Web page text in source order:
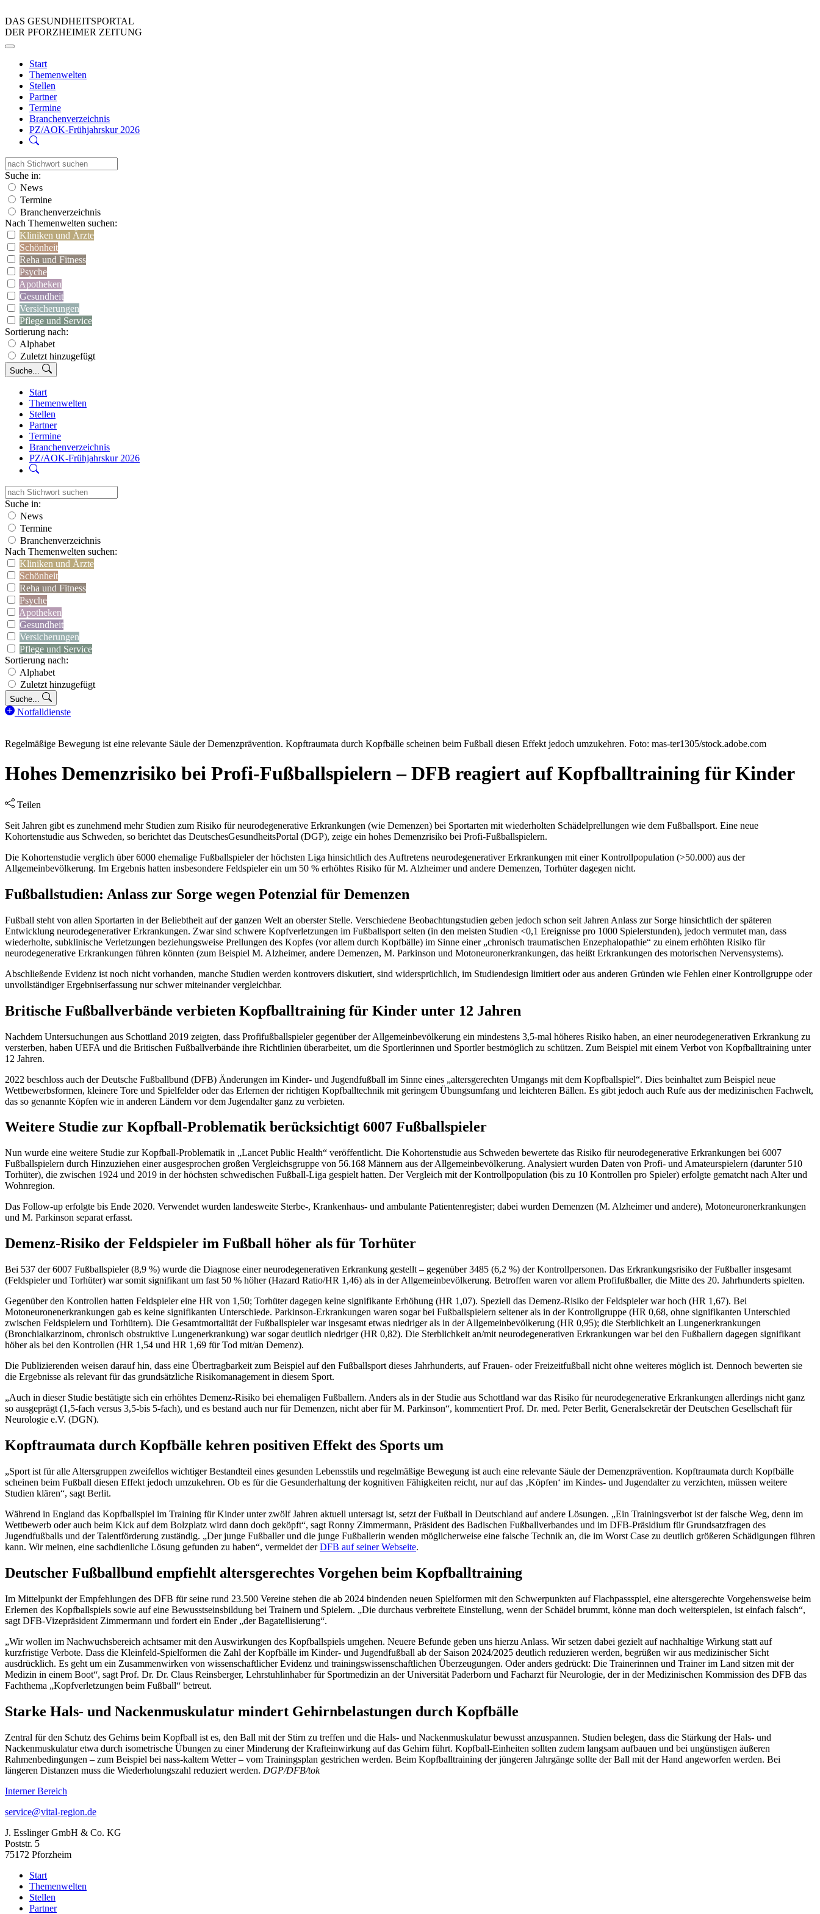
DAS GESUNDHEITSPORTAL
DER PFORZHEIMER ZEITUNG
Start
Themenwelten
Stellen
Partner
Termine
Branchenverzeichnis
PZ/AOK-Frühjahrskur 2026
Suche in:
News
Termine
Branchenverzeichnis
Nach Themenwelten suchen:
Kliniken und Ärzte
Schönheit
Reha und Fitness
Psyche
Apotheken
Gesundheit
Versicherungen
Pflege und Service
Sortierung nach:
Alphabet
Zuletzt hinzugefügt
Suche...
Start
Themenwelten
Stellen
Partner
Termine
Branchenverzeichnis
PZ/AOK-Frühjahrskur 2026
Suche in:
News
Termine
Branchenverzeichnis
Nach Themenwelten suchen:
Kliniken und Ärzte
Schönheit
Reha und Fitness
Psyche
Apotheken
Gesundheit
Versicherungen
Pflege und Service
Sortierung nach:
Alphabet
Zuletzt hinzugefügt
Suche...
Notfalldienste
Regelmäßige Bewegung ist eine relevante Säule der Demenzprävention. Kopftraumata durch Kopfbälle scheinen beim Fußball diesen Effekt jedoch umzukehren. Foto: mas-ter1305/stock.adobe.com
Hohes Demenzrisiko bei Profi-Fußballspielern – DFB reagiert auf Kopfballtraining für Kinder
Teilen
Seit Jahren gibt es zunehmend mehr Studien zum Risiko für neurodegenerative Erkrankungen (wie Demenzen) bei Sportarten mit wiederholten Schädelprellungen wie dem Fußballsport. Eine neue
Kohortenstudie aus Schweden, so berichtet das DeutschesGesundheitsPortal (DGP), zeige ein hohes Demenzrisiko bei Profi-Fußballspielern.
Die Kohortenstudie verglich über 6000 ehemalige Fußballspieler der höchsten Liga hinsichtlich des Auftretens neurodegenerativer Erkrankungen mit einer Kontrollpopulation (>50.000) aus der
Allgemeinbevölkerung. Im Ergebnis hatten insbesondere Feldspieler ein um 50 % erhöhtes Risiko für M. Alzheimer und andere Demenzen, Torhüter dagegen nicht.
Fußballstudien: Anlass zur Sorge wegen Potenzial für Demenzen
Fußball steht von allen Sportarten in der Beliebtheit auf der ganzen Welt an oberster Stelle. Verschiedene Beobachtungstudien geben jedoch schon seit Jahren Anlass zur Sorge hinsichtlich der späteren
Entwicklung neurodegenerativer Erkrankungen. Zwar sind schwere Kopfverletzungen im Fußballsport selten (in den meisten Studien <0,1 Ereignisse pro 1000 Spielerstunden), jedoch vermutet man, dass
wiederholte, subklinische Verletzungen beziehungsweise Prellungen des Kopfes (vor allem durch Kopfbälle) im Sinne einer „chronisch traumatischen Enzephalopathie“ zu einem erhöhten Risiko für
neurodegenerative Erkrankungen führen könnten (zum Beispiel M. Alzheimer, andere Demenzen, M. Parkinson und Motoneuronerkrankungen, das heißt Erkrankungen des motorischen Nervensystems).
Abschließende Evidenz ist noch nicht vorhanden, manche Studien werden kontrovers diskutiert, sind widersprüchlich, im Studiendesign limitiert oder aus anderen Gründen wie Fehlen einer Kontrollgruppe oder
unvollständiger Ergebniserfassung nur schwer miteinander vergleichbar.
Britische Fußballverbände verbieten Kopfballtraining für Kinder unter 12 Jahren
Nachdem Untersuchungen aus Schottland 2019 zeigten, dass Profifußballspieler gegenüber der Allgemeinbevölkerung ein mindestens 3,5-mal höheres Risiko haben, an einer neurodegenerativen Erkrankung zu
versterben, haben UEFA und die Britischen Fußballverbände ihre Richtlinien überarbeitet, um die Sportlerinnen und Sportler bestmöglich zu schützen. Zum Beispiel mit einem Verbot von Kopfballtraining unter
12 Jahren.
2022 beschloss auch der Deutsche Fußballbund (DFB) Änderungen im Kinder- und Jugendfußball im Sinne eines „altersgerechten Umgangs mit dem Kopfballspiel“. Dies beinhaltet zum Beispiel neue
Wettbewerbsformen, kleinere Tore und Spielfelder oder das Erlernen der richtigen Kopfballtechnik mit geringem Übungsumfang und leichteren Bällen. Es gibt jedoch auch Rufe aus der medizinischen Fachwelt,
das so genannte Köpfen wie in anderen Ländern vor dem Jugendalter ganz zu verbieten.
Weitere Studie zur Kopfball-Problematik berücksichtigt 6007 Fußballspieler
Nun wurde eine weitere Studie zur Kopfball-Problematik in „Lancet Public Health“ veröffentlicht. Die Kohortenstudie aus Schweden bewertete das Risiko für neurodegenerative Erkrankungen bei 6007
Fußballspielern durch Hinzuziehen einer ausgesprochen großen Vergleichsgruppe von 56.168 Männern aus der Allgemeinbevölkerung. Analysiert wurden Daten von Profi- und Amateurspielern (darunter 510
Torhüter), die zwischen 1924 und 2019 in der höchsten schwedischen Fußball-Liga gespielt hatten. Der Vergleich mit der Kontrollpopulation (bis zu 10 Kontrollen pro Spieler) erfolgte gematcht nach Alter und
Wohnregion.
Das Follow-up erfolgte bis Ende 2020. Verwendet wurden landesweite Sterbe-, Krankenhaus- und ambulante Patientenregister; dabei wurden Demenzen (M. Alzheimer und andere), Motoneuronerkrankungen
und M. Parkinson separat erfasst.
Demenz-Risiko der Feldspieler im Fußball höher als für Torhüter
Bei 537 der 6007 Fußballspieler (8,9 %) wurde die Diagnose einer neurodegenerativen Erkrankung gestellt – gegenüber 3485 (6,2 %) der Kontrollpersonen. Das Erkrankungsrisiko der Fußballer insgesamt
(Feldspieler und Torhüter) war somit signifikant um fast 50 % höher (Hazard Ratio/HR 1,46) als in der Allgemeinbevölkerung. Betroffen waren vor allem Profifußballer, die Mitte des 20. Jahrhunderts spielten.
Gegenüber den Kontrollen hatten Feldspieler eine HR von 1,50; Torhüter dagegen keine signifikante Erhöhung (HR 1,07). Speziell das Demenz-Risiko der Feldspieler war hoch (HR 1,67). Bei
Motoneuronenerkrankungen gab es keine signifikanten Unterschiede. Parkinson-Erkrankungen waren sogar bei Fußballspielern seltener als in der Kontrollgruppe (HR 0,68, ohne signifikanten Unterschied
zwischen Feldspielern und Torhütern). Die Gesamtmortalität der Fußballspieler war insgesamt etwas niedriger als in der Allgemeinbevölkerung (HR 0,95); die Sterblichkeit an Lungenerkrankungen
(Bronchialkarzinom, chronisch obstruktive Lungenerkrankung) war sogar deutlich niedriger (HR 0,82). Die Sterblichkeit an/mit neurodegenerativen Erkrankungen war bei den Fußballern dagegen signifikant
höher als bei den Kontrollen (HR 1,54 und HR 1,69 für Tod mit/an Demenz).
Die Publizierenden weisen darauf hin, dass eine Übertragbarkeit zum Beispiel auf den Fußballsport dieses Jahrhunderts, auf Frauen- oder Freizeitfußball nicht ohne weiteres möglich ist. Dennoch bewerten sie
die Ergebnisse als relevant für das grundsätzliche Risikomanagement in diesem Sport.
„Auch in dieser Studie bestätigte sich ein erhöhtes Demenz-Risiko bei ehemaligen Fußballern. Anders als in der Studie aus Schottland war das Risiko für neurodegenerative Erkrankungen allerdings nicht ganz
so ausgeprägt (1,5-fach versus 3,5-bis 5-fach), und es bestand auch nur für Demenzen, nicht aber für M. Parkinson“, kommentiert Prof. Dr. med. Peter Berlit, Generalsekretär der Deutschen Gesellschaft für
Neurologie e.V. (DGN).
Kopftraumata durch Kopfbälle kehren positiven Effekt des Sports um
„Sport ist für alle Altersgruppen zweifellos wichtiger Bestandteil eines gesunden Lebensstils und regelmäßige Bewegung ist auch eine relevante Säule der Demenzprävention. Kopftraumata durch Kopfbälle
scheinen beim Fußball diesen Effekt jedoch umzukehren. Ob es für die Gesunderhaltung der kognitiven Fähigkeiten reicht, nur auf das ‚Köpfen‘ im Kindes- und Jugendalter zu verzichten, müssen weitere
Studien klären“, sagt Berlit.
Während in England das Kopfballspiel im Training für Kinder unter zwölf Jahren aktuell untersagt ist, setzt der Fußball in Deutschland auf andere Lösungen. „Ein Trainingsverbot ist der falsche Weg, denn im
Wettbewerb oder auch beim Kick auf dem Bolzplatz wird dann doch geköpft“, sagt Ronny Zimmermann, Präsident des Badischen Fußballverbandes und im DFB-Präsidium für Grundsatzfragen des
Jugendfußballs und der Talentförderung zuständig. „Der junge Fußballer und die junge Fußballerin wenden möglicherweise eine falsche Technik an, die im Worst Case zu deutlich größeren Schädigungen führen
kann. Wir meinen, eine sachdienliche Lösung gefunden zu haben“, vermeldet derDFB auf seiner Webseite.
Deutscher Fußballbund empfiehlt altersgerechtes Vorgehen beim Kopfballtraining
Im Mittelpunkt der Empfehlungen des DFB für seine rund 23.500 Vereine stehen die ab 2024 bindenden neuen Spielformen mit den Schwerpunkten auf Flachpassspiel, eine altersgerechte Vorgehensweise beim
Erlernen des Kopfballspiels sowie auf eine Bewusstseinsbildung bei Trainern und Spielern. „Die durchaus verbreitete Einstellung, wenn der Schädel brummt, könne man doch weiterspielen, ist einfach falsch“,
sagt DFB-Vizepräsident Zimmermann und fordert ein Ender „der Bagatellisierung“.
„Wir wollen im Nachwuchsbereich achtsamer mit den Auswirkungen des Kopfballspiels umgehen. Neuere Befunde geben uns hierzu Anlass. Wir setzen dabei gezielt auf nachhaltige Wirkung statt auf
kurzfristige Verbote. Dass die Kleinfeld-Spielformen die Zahl der Kopfbälle im Kinder- und Jugendfußball ab der Saison 2024/2025 deutlich reduzieren werden, begrüßen wir aus medizinischer Sicht
ausdrücklich. Es geht um ein Zusammenwirken von wissenschaftlicher Evidenz und trainingswissenschaftlichen Überzeugungen. Oder anders gedrückt: Die Trainerinnen und Trainer im Land sitzen mit der
Medizin in einem Boot“, sagt Prof. Dr. Dr. Claus Reinsberger, Lehrstuhlinhaber für Sportmedizin an der Universität Paderborn und Facharzt für Neurologie, der in der Medizinischen Kommission des DFB das
Fachthema „Kopfverletzungen beim Fußball“ betreut.
Starke Hals- und Nackenmuskulatur mindert Gehirnbelastungen durch Kopfbälle
Zentral für den Schutz des Gehirns beim Kopfball ist es, den Ball mit der Stirn zu treffen und die Hals- und Nackenmuskulatur bewusst anzuspannen. Studien belegen, dass die Stärkung der Hals- und
Nackenmuskulatur etwa durch isometrische Übungen zu einer Minderung der Krafteinwirkung auf das Gehirn führt. Kopfball-Einheiten sollten zudem langsam aufbauen und bei ungünstigen äußeren
Rahmenbedingungen – zum Beispiel bei nass-kaltem Wetter – vom Trainingsplan gestrichen werden. Beim Kopfballtraining der jüngeren Jahrgänge sollte der Ball mit der Hand angeworfen werden. Bei
längeren Distanzen muss die Wiederholungszahl reduziert werden. DGP/DFB/tok
Interner Bereich
service@vital-region.de
J. Esslinger GmbH & Co. KG
Poststr. 5
75172 Pforzheim
Start
Themenwelten
Stellen
Partner